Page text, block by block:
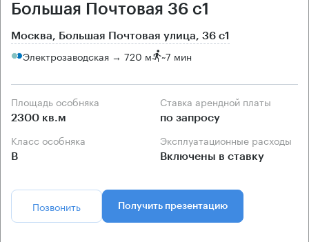
Большая Почтовая 36 с1
Москва, Большая Почтовая улица, 36 с1
Электрозаводская → 720 м ~7 мин
Площадь особняка
2300 кв.м
Ставка арендной платы
по запросу
Класс особняка
B
Эксплуатационные расходы
Включены в ставку
Позвонить Получить презентацию